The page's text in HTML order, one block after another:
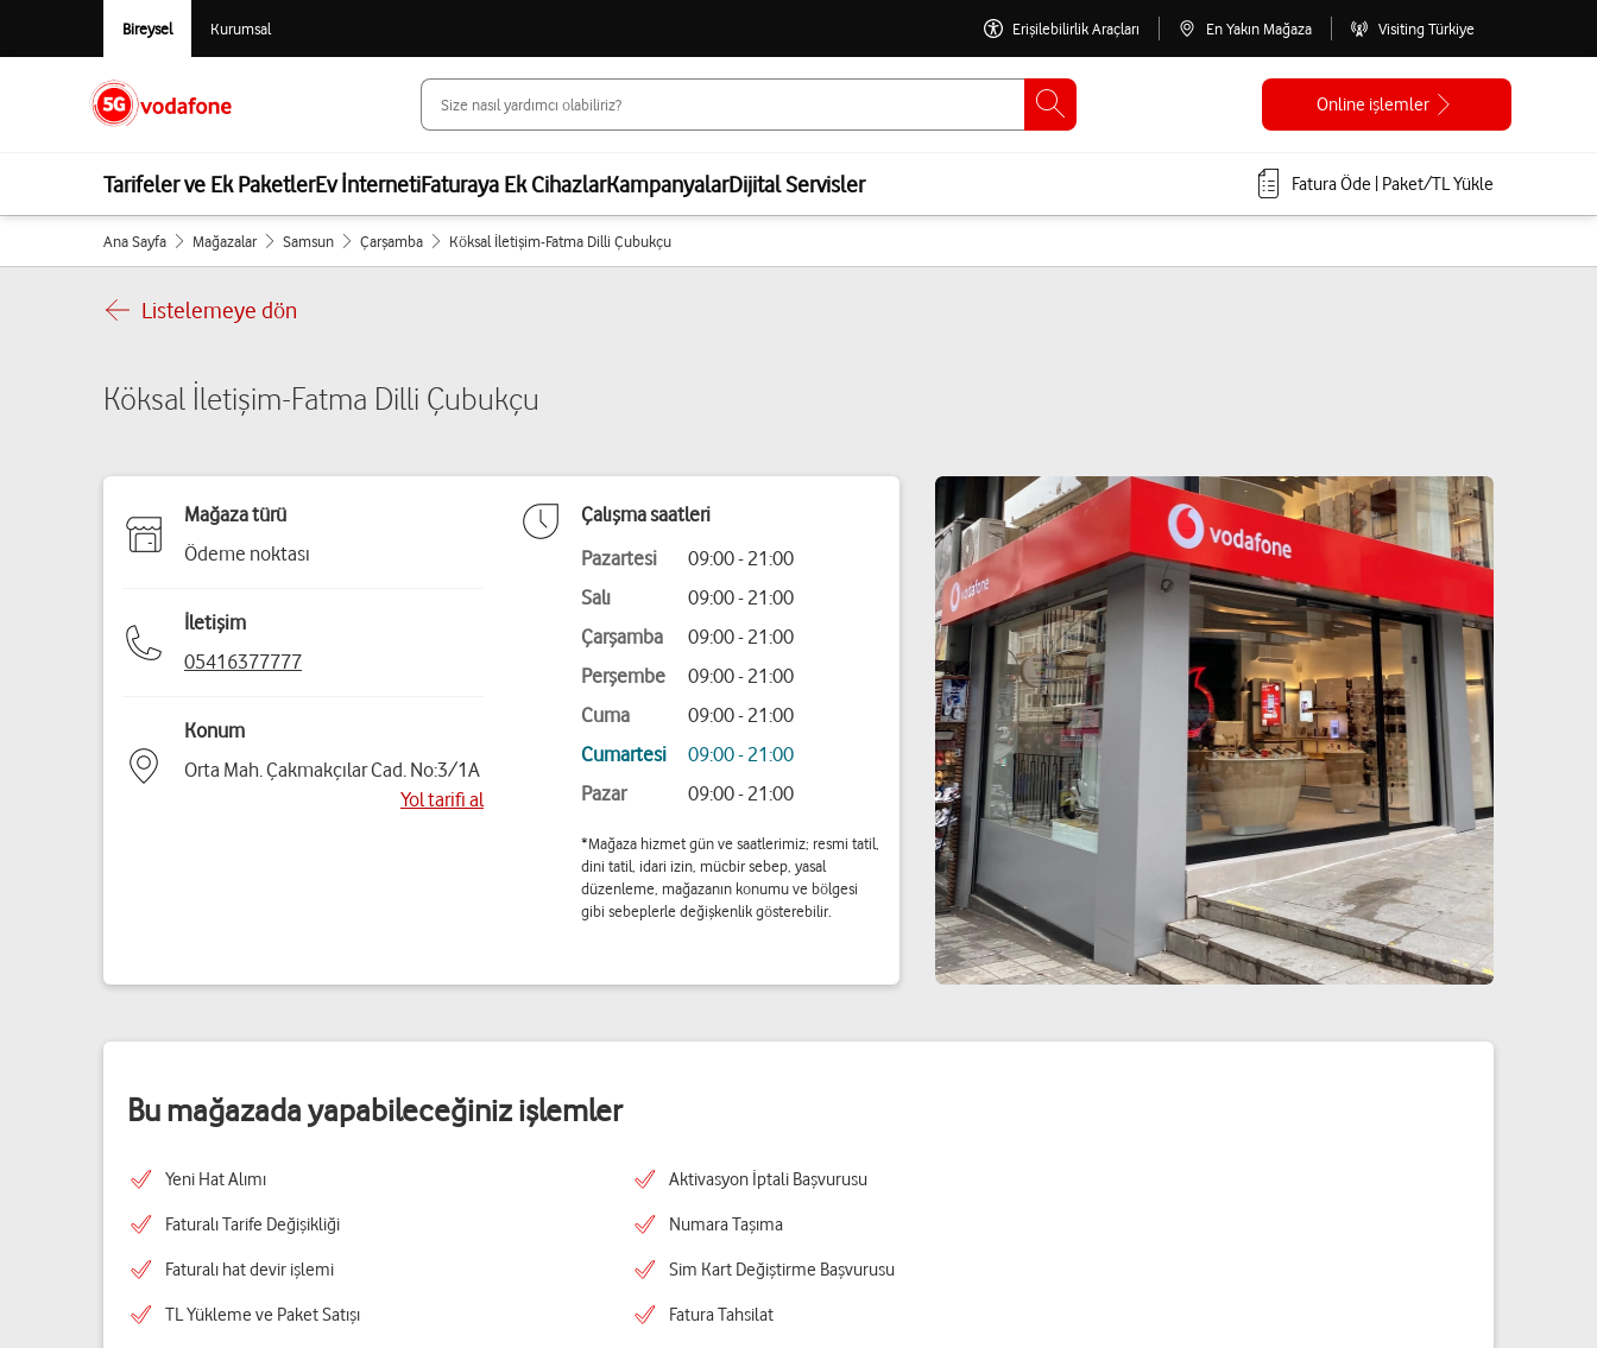
Bireysel Kurumsal Erişilebilirlik Araçları En Yakın Mağaza Visiting Türkiye
Online işlemler
Tarifeler ve Ek PaketlerEv İnternetiFaturaya Ek CihazlarKampanyalarDijital Servisler Fatura Öde | Paket/TL Yükle
Ana Sayfa Mağazalar Samsun Çarşamba Köksal İletişim-Fatma Dilli Çubukçu
Listelemeye dön
Köksal İletişim-Fatma Dilli Çubukçu
Mağaza türü
Ödeme noktası
İletişim
05416377777
Konum
Orta Mah. Çakmakçılar Cad. No:3/1A
Yol tarifi al
Çalışma saatleri
Pazartesi
09:00 - 21:00
Salı
09:00 - 21:00
Çarşamba
09:00 - 21:00
Perşembe
09:00 - 21:00
Cuma
09:00 - 21:00
Cumartesi
09:00 - 21:00
Pazar
09:00 - 21:00
*Mağaza hizmet gün ve saatlerimiz; resmi tatil,
dini tatil, idari izin, mücbir sebep, yasal
düzenleme, mağazanın konumu ve bölgesi
gibi sebeplerle değişkenlik gösterebilir.
Bu mağazada yapabileceğiniz işlemler
Yeni Hat Alımı Aktivasyon İptali Başvurusu
Faturalı Tarife Değişikliği Numara Taşıma
Faturalı hat devir işlemi Sim Kart Değiştirme Başvurusu
TL Yükleme ve Paket Satışı Fatura Tahsilat